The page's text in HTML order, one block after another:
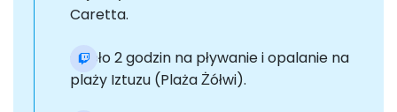
Caretta.
Około 2 godzin na pływanie i opalanie na
plaży Iztuzu (Plaża Żółwi).